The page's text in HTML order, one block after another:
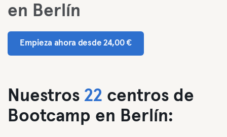
en Berlín
Empieza ahora desde 24,00 €
Nuestros 22 centros de
Bootcamp en Berlín: